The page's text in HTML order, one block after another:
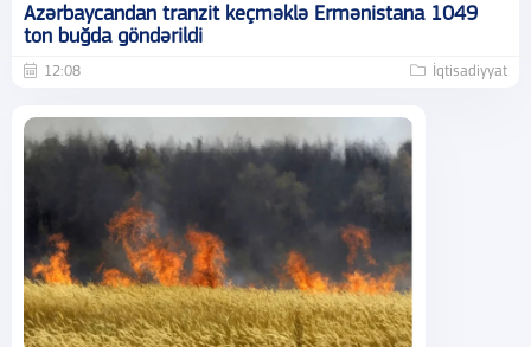
Azərbaycandan tranzit keçməklə Ermənistana 1049
ton buğda göndərildi
12:08 İqtisadiyyat